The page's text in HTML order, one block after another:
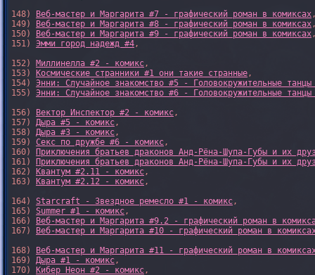
148)
Веб-мастер и Маргарита #7 - графический роман в комиксах
149)
Веб-мастер и Маргарита #8 - графический роман в комиксах
150)
Веб-мастер и Маргарита #9 - графический роман в комиксах
151) Эмми город надежд #4,
152) Миллинелла #2 - комикс,
153)
Космические странники #1 они такие странные,
154) Энни: Случайное знакомство #5 - Головокружительные
155) Энни: Случайное знакомство #6 - Головокружительные
156)
Вектор Инспектор #2 - комикс,
157) Дыра #5 - комикс,
158) Дыра #3 - комикс,
159) Секс по дружбе #6 - комикс,
160)
Приключения братьев драконов Анд-Рёна-Шупа-Губы и их
161)
Приключения братьев драконов Анд-Рёна-Шупа-Губы и их
162)
Квантум #2.11 - комикс,
163)
Квантум #2.12 - комикс,
164) Starcraft - Звездное ремесло #1 - комикс,
165) Summer #1 - комикс,
166)
Веб-мастер и Маргарита #9.2 - графический роман в
167)
Веб-мастер и Маргарита #10 - графический роман в
168)
Веб-мастер и Маргарита #11 - графический роман в
169) Дыра #1 - комикс,
170)
Кибер Неон #2 - комикс,